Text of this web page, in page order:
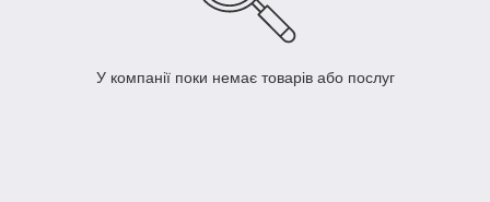
У компанії поки немає товарів або послуг